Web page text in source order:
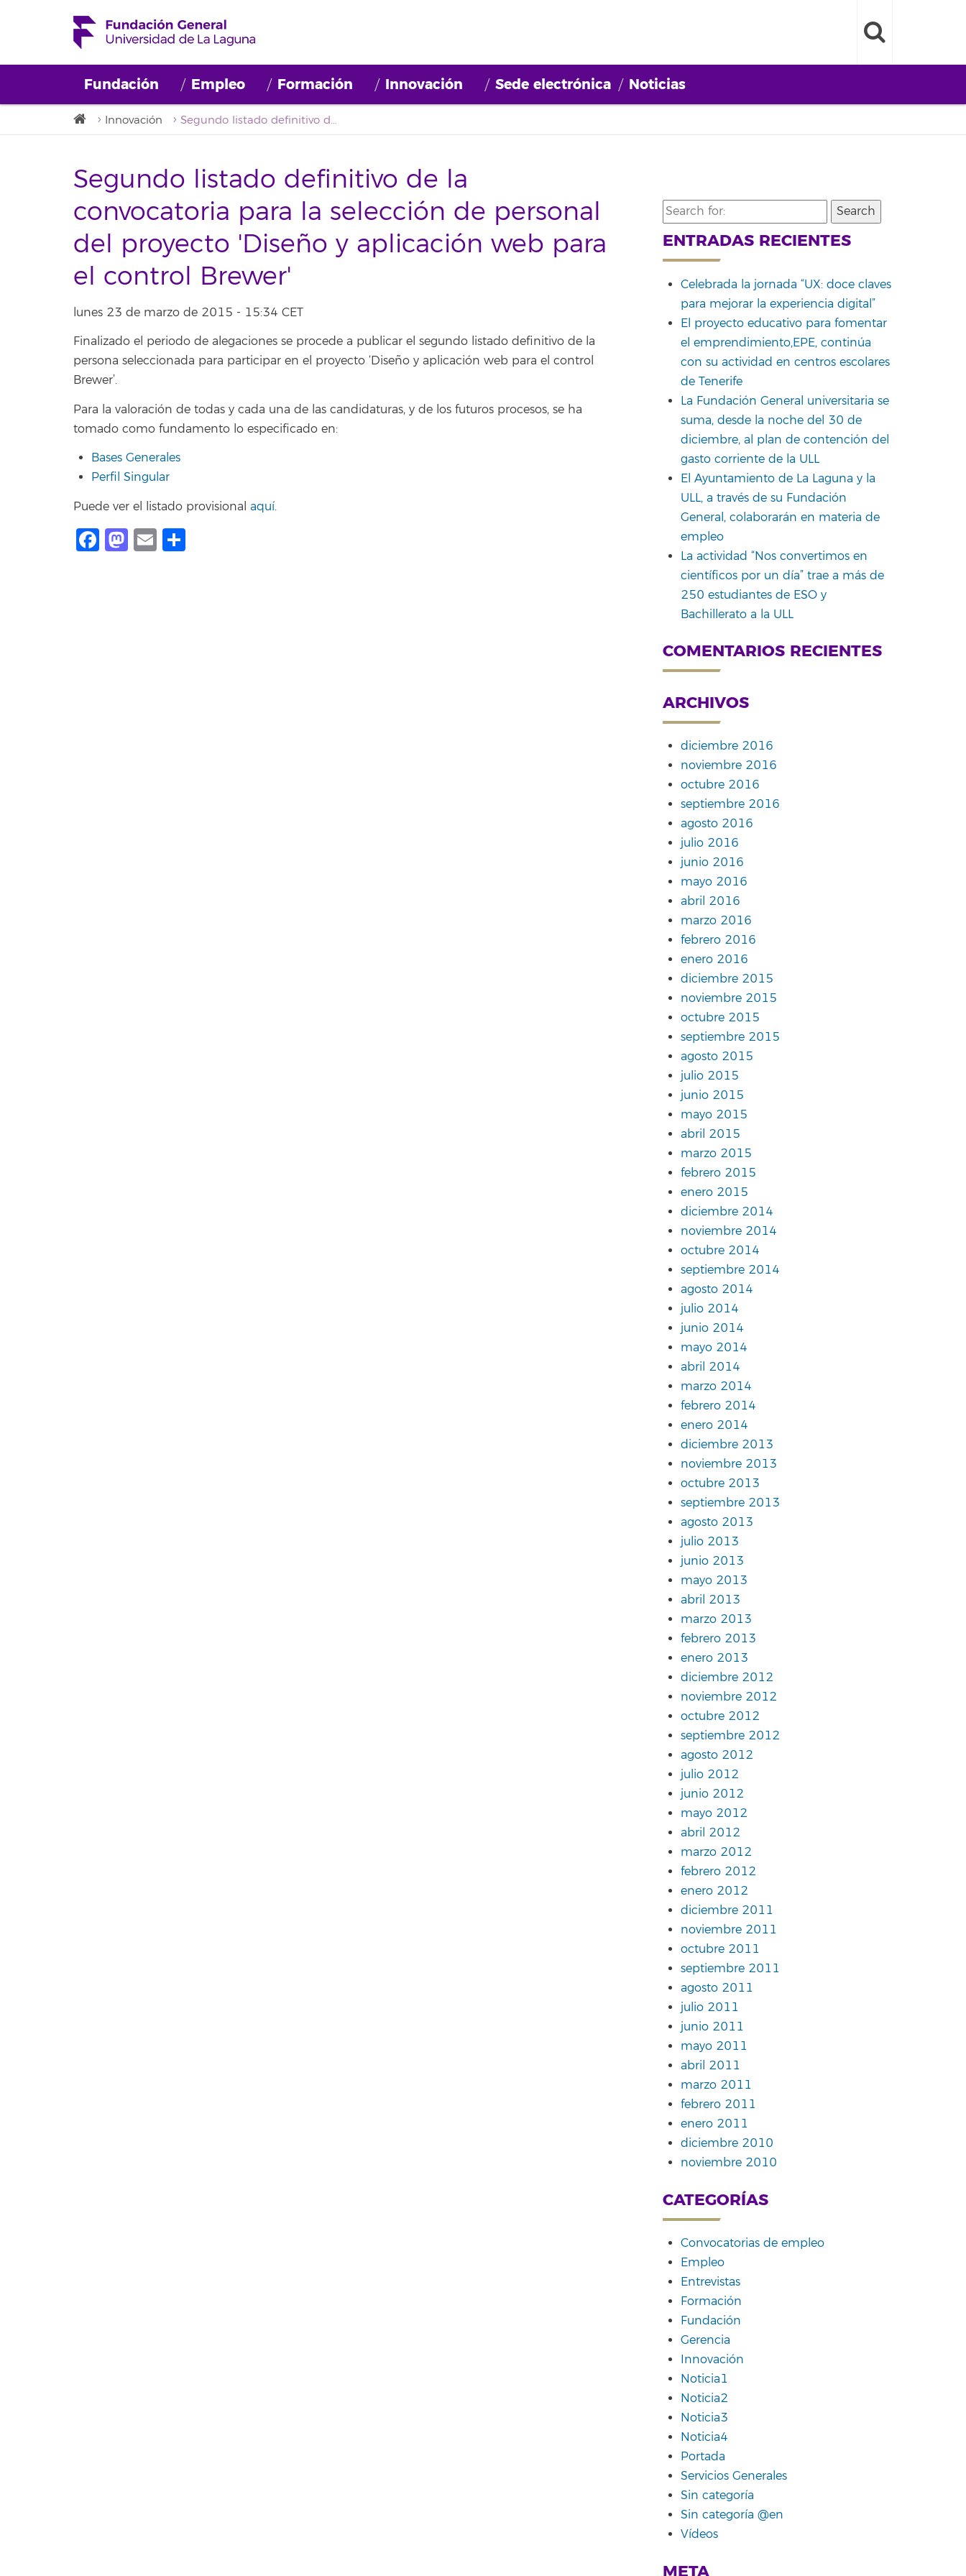
Fundación Empleo Formación Innovación Sede electrónica Noticias
Innovación Segundo listado definitivo de la convocatoria para la selección de personal del proyecto 'Diseño y aplicación web para el control Brewer'
Segundo listado definitivo de la
convocatoria para la selección de personal
del proyecto 'Diseño y aplicación web para
el control Brewer'
lunes 23 de marzo de 2015 - 15:34 CET
Finalizado el periodo de alegaciones se procede a publicar el segundo listado definitivo de la
persona seleccionada para participar en el proyecto ‘Diseño y aplicación web para el control
Brewer’.
Para la valoración de todas y cada una de las candidaturas, y de los futuros procesos, se ha
tomado como fundamento lo especificado en:
Bases Generales
Perfil Singular
Puede ver el listado provisional aquí.
Facebook
Mastodon
Email
Search
for:
ENTRADAS RECIENTES
Celebrada la jornada “UX: doce claves
para mejorar la experiencia digital”
El proyecto educativo para fomentar
el emprendimiento,EPE, continúa
con su actividad en centros escolares
de Tenerife
La Fundación General universitaria se
suma, desde la noche del 30 de
diciembre, al plan de contención del
gasto corriente de la ULL
El Ayuntamiento de La Laguna y la
ULL, a través de su Fundación
General, colaborarán en materia de
empleo
La actividad “Nos convertimos en
científicos por un día” trae a más de
250 estudiantes de ESO y
Bachillerato a la ULL
COMENTARIOS RECIENTES
ARCHIVOS
diciembre 2016
noviembre 2016
octubre 2016
septiembre 2016
agosto 2016
julio 2016
junio 2016
mayo 2016
abril 2016
marzo 2016
febrero 2016
enero 2016
diciembre 2015
noviembre 2015
octubre 2015
septiembre 2015
agosto 2015
julio 2015
junio 2015
mayo 2015
abril 2015
marzo 2015
febrero 2015
enero 2015
diciembre 2014
noviembre 2014
octubre 2014
septiembre 2014
agosto 2014
julio 2014
junio 2014
mayo 2014
abril 2014
marzo 2014
febrero 2014
enero 2014
diciembre 2013
noviembre 2013
octubre 2013
septiembre 2013
agosto 2013
julio 2013
junio 2013
mayo 2013
abril 2013
marzo 2013
febrero 2013
enero 2013
diciembre 2012
noviembre 2012
octubre 2012
septiembre 2012
agosto 2012
julio 2012
junio 2012
mayo 2012
abril 2012
marzo 2012
febrero 2012
enero 2012
diciembre 2011
noviembre 2011
octubre 2011
septiembre 2011
agosto 2011
julio 2011
junio 2011
mayo 2011
abril 2011
marzo 2011
febrero 2011
enero 2011
diciembre 2010
noviembre 2010
CATEGORÍAS
Convocatorias de empleo
Empleo
Entrevistas
Formación
Fundación
Gerencia
Innovación
Noticia1
Noticia2
Noticia3
Noticia4
Portada
Servicios Generales
Sin categoría
Sin categoría @en
Vídeos
META